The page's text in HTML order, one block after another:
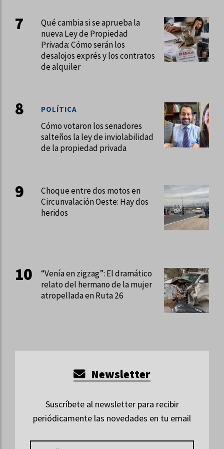
Qué cambia si se aprueba la
nueva Ley de Propiedad
Privada: Cómo serán los
desalojos exprés y los contratos
de alquiler
Cómo votaron los senadores
salteños la ley de inviolabilidad
de la propiedad privada
POLÍTICA
Choque entre dos motos en
Circunvalación Oeste: Hay dos
heridos
“Venía en zigzag”: El dramático
relato del hermano de la mujer
atropellada en Ruta 26
Newsletter
Suscríbete al newsletter para recibir
periódicamente las novedades en tu email